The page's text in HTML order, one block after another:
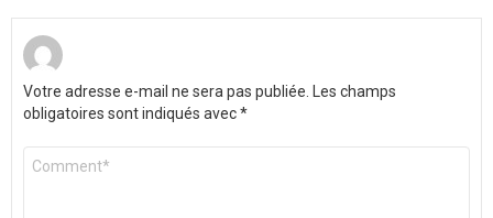
Votre adresse e-mail ne sera pas publiée. Les champs
obligatoires sont indiqués avec*
Commentaire